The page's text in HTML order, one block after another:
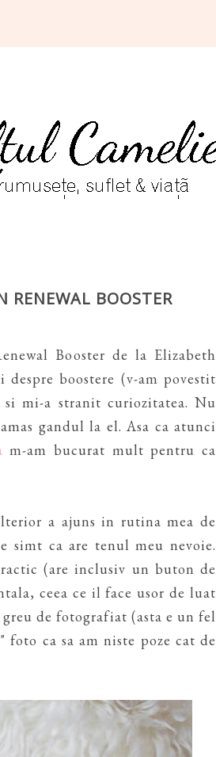
RENEWAL BOOSTER
Booster de la Elizabeth
boostere (v-am povestit
si mi-a stranit curiozitatea. Nu
gandul la el. Asa ca atunci
m-am bucurat mult pentru ca
a ajuns in rutina mea de
simt ca are tenul meu nevoie.
(are inclusiv un buton de
ceea ce il face usor de luat
de fotografiat (asta e un fel
foto ca sa am niste poze cat de